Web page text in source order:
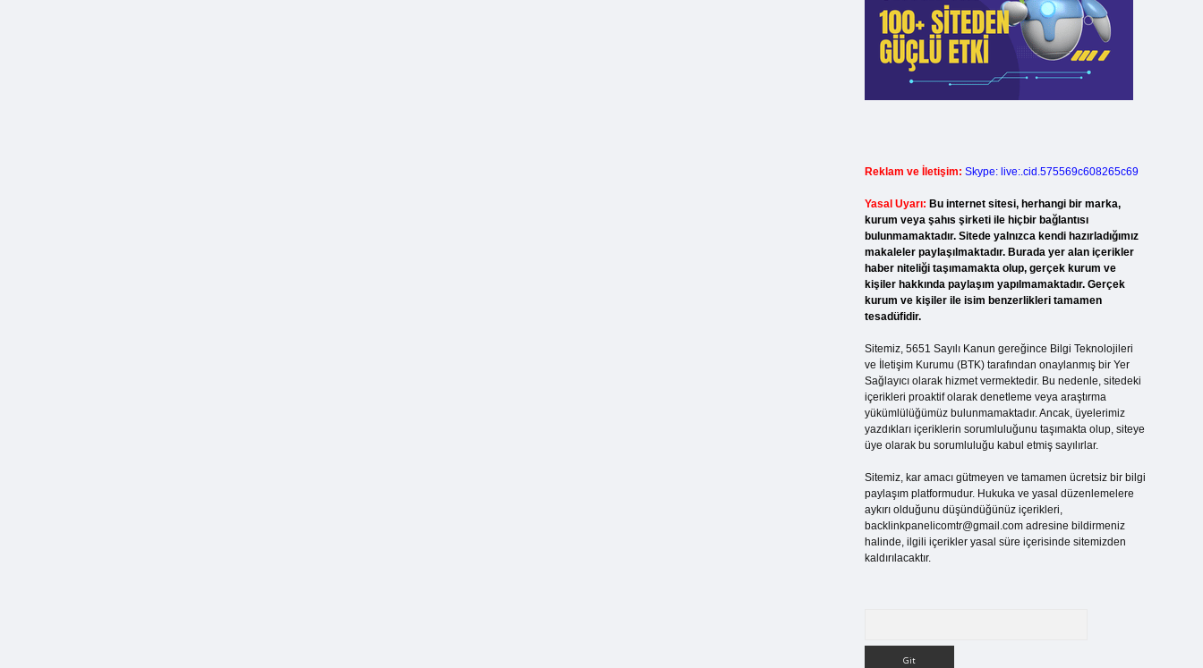
Reklam ve İletişim: Skype: live:.cid.575569c608265c69
Yasal Uyarı: Bu internet sitesi, herhangi bir marka,
kurum veya şahıs şirketi ile hiçbir bağlantısı
bulunmamaktadır. Sitede yalnızca kendi hazırladığımız
makaleler paylaşılmaktadır. Burada yer alan içerikler
haber niteliği taşımamakta olup, gerçek kurum ve
kişiler hakkında paylaşım yapılmamaktadır. Gerçek
kurum ve kişiler ile isim benzerlikleri tamamen
tesadüfidir.
Sitemiz, 5651 Sayılı Kanun gereğince Bilgi Teknolojileri
ve İletişim Kurumu (BTK) tarafından onaylanmış bir Yer
Sağlayıcı olarak hizmet vermektedir. Bu nedenle, sitedeki
içerikleri proaktif olarak denetleme veya araştırma
yükümlülüğümüz bulunmamaktadır. Ancak, üyelerimiz
yazdıkları içeriklerin sorumluluğunu taşımakta olup, siteye
üye olarak bu sorumluluğu kabul etmiş sayılırlar.
Sitemiz, kar amacı gütmeyen ve tamamen ücretsiz bir bilgi
paylaşım platformudur. Hukuka ve yasal düzenlemelere
aykırı olduğunu düşündüğünüz içerikleri,
backlinkpanelicomtr@gmail.comadresine bildirmeniz
halinde, ilgili içerikler yasal süre içerisinde sitemizden
kaldırılacaktır.